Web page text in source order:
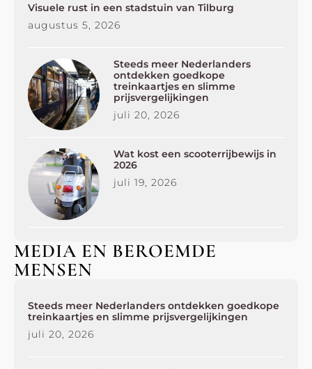
Visuele rust in een stadstuin van Tilburg
augustus 5, 2026
Steeds meer Nederlanders
ontdekken goedkope
treinkaartjes en slimme
prijsvergelijkingen
juli 20, 2026
Wat kost een scooterrijbewijs in
2026
juli 19, 2026
MEDIA EN BEROEMDE
MENSEN
Steeds meer Nederlanders ontdekken goedkope
treinkaartjes en slimme prijsvergelijkingen
juli 20, 2026